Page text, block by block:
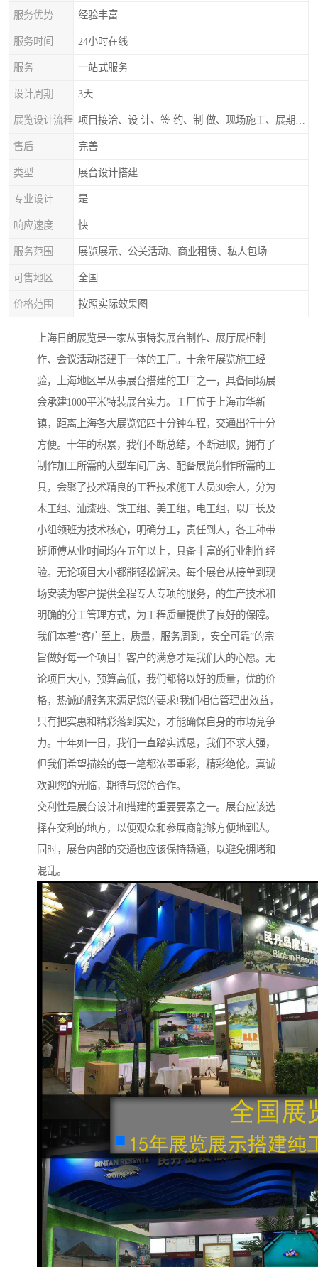
服务优势 经验丰富
服务时间 24小时在线
服务 一站式服务
设计周期 3天
展览设计流程
售后 完善
类型 展台设计搭建
专业设计 是
响应速度 快
服务范围 展览展示、公关活动、商业租赁、私人包场
可售地区 全国
价格范围 按照实际效果图
上海日朗展览是一家从事特装展台制作、展厅展柜制
作、会议活动搭建于一体的工厂。十余年展览施工经
验，上海地区早从事展台搭建的工厂之一，具备同场展
会承建1000平米特装展台实力。工厂位于上海市华新
镇，距离上海各大展览馆四十分钟车程，交通出行十分
方便。十年的积累，我们不断总结，不断进取，拥有了
制作加工所需的大型车间厂房、配备展览制作所需的工
具，会聚了技术精良的工程技术施工人员30余人，分为
木工组、油漆班、铁工组、美工组，电工组，以厂长及
小组领班为技术核心，明确分工，责任到人，各工种带
班师傅从业时间均在五年以上，具备丰富的行业制作经
验。无论项目大小都能轻松解决。每个展台从接单到现
场安装为客户提供全程专人专项的服务，的生产技术和
明确的分工管理方式，为工程质量提供了良好的保障。
我们本着“客户至上，质量，服务周到，安全可靠”的宗
旨做好每一个项目！客户的满意才是我们大的心愿。无
论项目大小，预算高低，我们都将以好的质量，优的价
格，热诚的服务来满足您的要求!我们相信管理出效益，
只有把实惠和精彩落到实处，才能确保自身的市场竞争
力。十年如一日，我们一直踏实诚恳，我们不求大强，
但我们希望描绘的每一笔都浓墨重彩，精彩绝伦。真诚
欢迎您的光临，期待与您的合作。
交利性是展台设计和搭建的重要要素之一。展台应该选
择在交利的地方，以便观众和参展商能够方便地到达。
同时，展台内部的交通也应该保持畅通，以避免拥堵和
混乱。